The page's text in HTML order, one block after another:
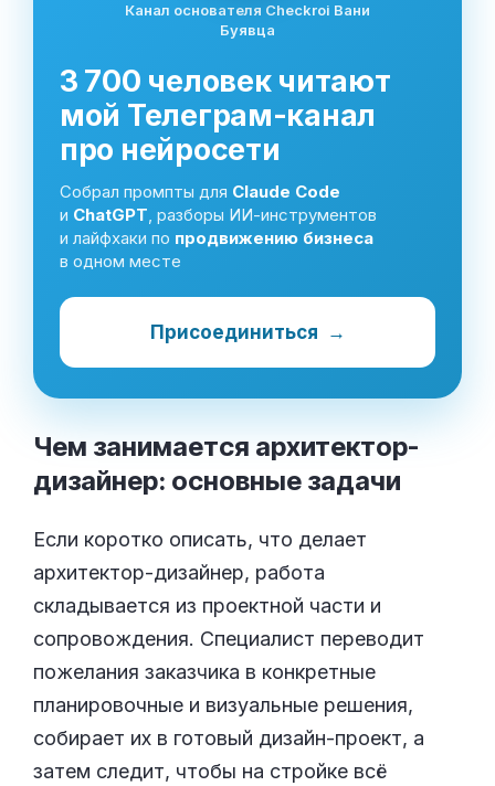
Канал основателя Checkroi Вани
Буявца
3 700 человек читают
мой Телеграм-канал
про нейросети
Собрал промпты для Claude Code
и ChatGPT, разборы ИИ-инструментов
и лайфхаки по продвижению бизнеса
в одном месте
Присоединиться →
Чем занимается архитектор-
дизайнер: основные задачи
Если коротко описать, что делает
архитектор-дизайнер, работа
складывается из проектной части и
сопровождения. Специалист переводит
пожелания заказчика в конкретные
планировочные и визуальные решения,
собирает их в готовый дизайн-проект, а
затем следит, чтобы на стройке всё